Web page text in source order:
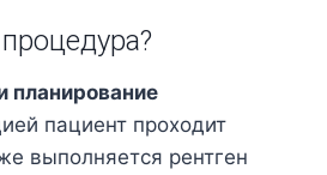
планирование
пациент проходит
выполняется рентген